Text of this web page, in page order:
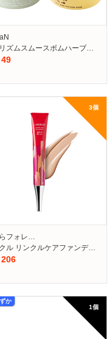
ズムスムースボムハーブ…
49
3個
フォレ…
ル リンクルケアファンデ…
206
1個
か